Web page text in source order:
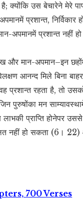
है; क्योंकि उस बेचारेने मेरे
प्रशान्त,
अपमानमें प्रशान्त नहीं
मान-अपमान–इन छहोंमें
आनन्द मिले बिना
प्रशान्त रहता है, तो
पुरुषोंका मन
प्राप्ति होनेपर
नहीं हो सकता (6।
700 Verses